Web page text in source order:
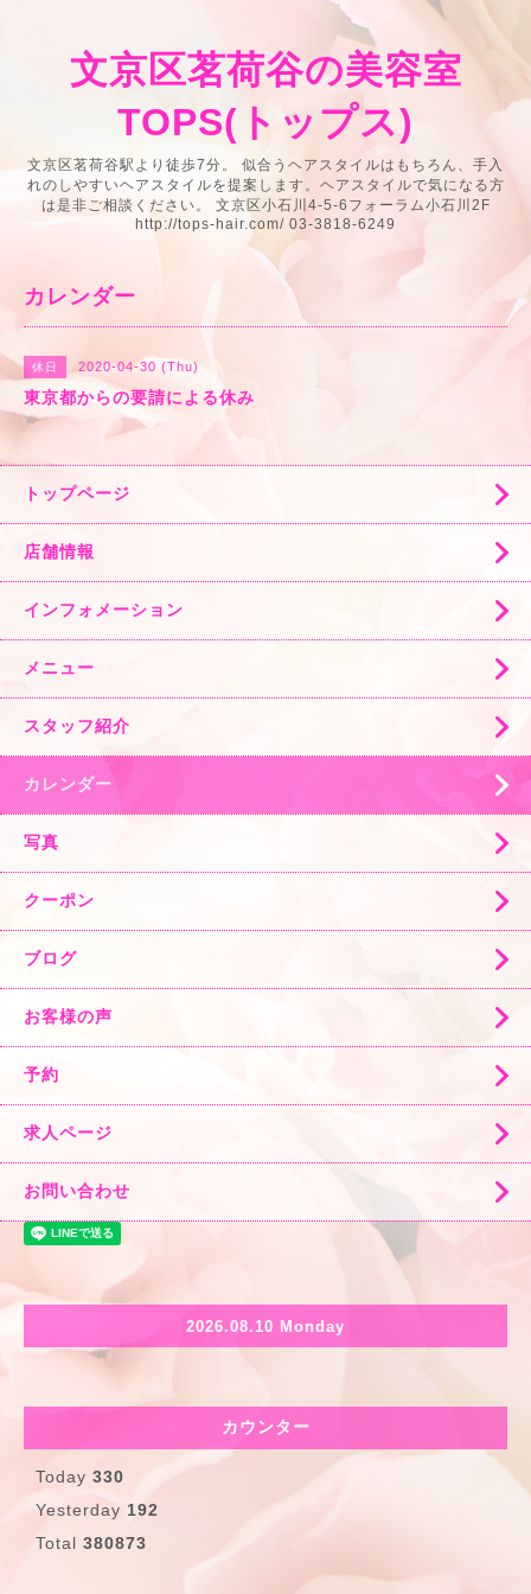
文京区茗荷谷の美容室
TOPS(トップス)
文京区茗荷谷駅より徒歩7分。 似合うヘアスタイルはもちろん、手入
れのしやすいヘアスタイルを提案します。ヘアスタイルで気になる方
は是非ご相談ください。 文京区小石川4-5-6フォーラム小石川2F
http://tops-hair.com/ 03-3818-6249
カレンダー
休日 2020-04-30 (Thu)
東京都からの要請による休み
トップページ
店舗情報
インフォメーション
メニュー
スタッフ紹介
カレンダー
写真
クーポン
ブログ
お客様の声
予約
求人ページ
お問い合わせ
2026.08.10 Monday
カウンター
Today 330
Yesterday 192
Total 380873